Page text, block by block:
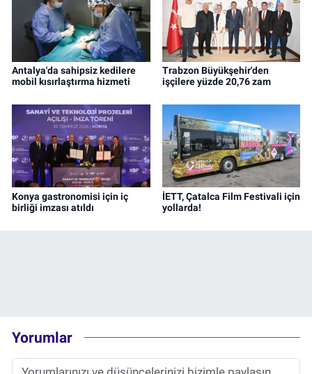
Antalya'da sahipsiz kedilere
mobil kısırlaştırma hizmeti
Trabzon Büyükşehir'den
işçilere yüzde 20,76 zam
Konya gastronomisi için iç
birliği imzası atıldı
İETT, Çatalca Film Festivali için
yollarda!
Yorumlar